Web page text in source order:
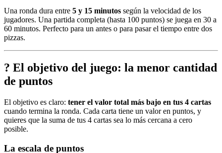
Una ronda dura entre 5 y 15 minutos según la velocidad de los
jugadores. Una partida completa (hasta 100 puntos) se juega en 30 a
60 minutos. Perfecto para un antes o para pasar el tiempo entre dos
pizzas.
? El objetivo del juego: la menor cantidad
de puntos
El objetivo es claro: tener el valor total más bajo en tus 4 cartas
cuando termina la ronda. Cada carta tiene un valor en puntos, y
quieres que la suma de tus 4 cartas sea lo más cercana a cero
posible.
La escala de puntos